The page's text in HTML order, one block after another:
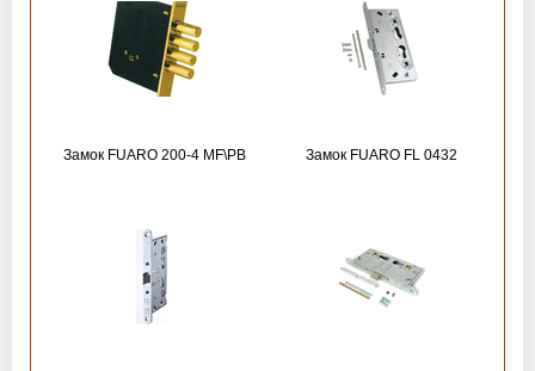
Замок FUARO 200-4 MF\РВ Замок FUARO FL 0432